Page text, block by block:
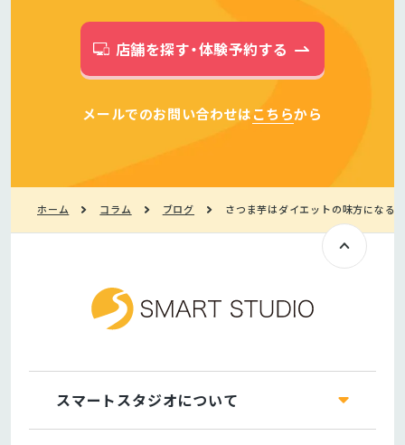
店舗を探す・体験予約する
メールでのお問い合わせはこちらから
ホーム コラム ブログ さつま芋はダイエットの味方になる
スマートスタジオについて